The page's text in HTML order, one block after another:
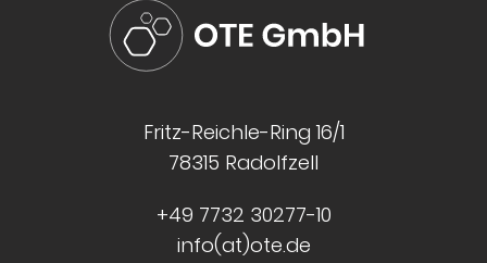
Fritz-Reichle-Ring 16/1
78315 Radolfzell
+49 7732 30277-10
info(at)ote.de